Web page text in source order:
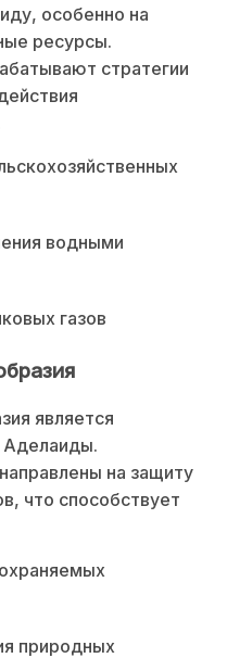
особенно на
ресурсы.
стратегии
водными
газов
является
Аделаиды.
на защиту
что способствует
природных